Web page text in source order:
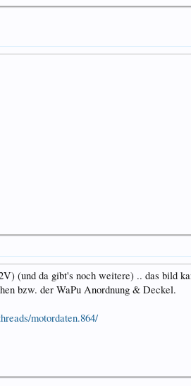
(und da gibt's noch weitere) .. das bild
bzw. der WaPu Anordnung & Deckel.
motordaten.864/